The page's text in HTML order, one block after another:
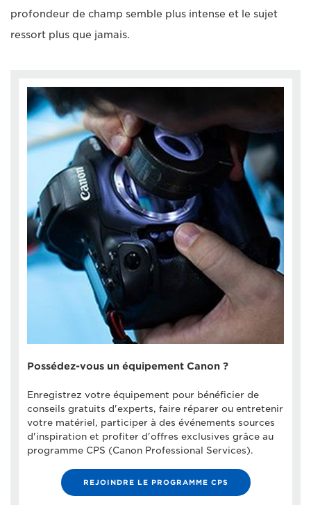
profondeur de champ semble plus intense et le sujet
ressort plus que jamais.
Possédez-vous un équipement Canon ?
Enregistrez votre équipement pour bénéficier de
conseils gratuits d'experts, faire réparer ou entretenir
votre matériel, participer à des événements sources
d'inspiration et profiter d'offres exclusives grâce au
programme CPS (Canon Professional Services).
REJOINDRE LE PROGRAMME CPS